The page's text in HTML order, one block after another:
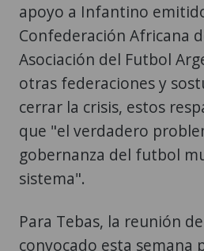
apoyo a Infantino
Confederación Africana
Asociación del Futbol
otras federaciones y
cerrar la crisis, estos
que "el verdadero
gobernanza del futbol
sistema".
Para Tebas, la reunión
convocado esta semana